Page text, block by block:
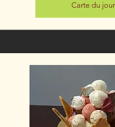
Carte du jour